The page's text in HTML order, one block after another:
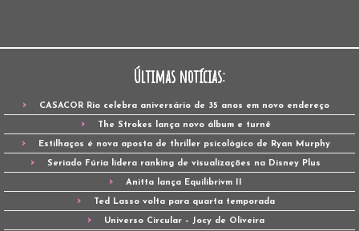
Últimas notícias:
CASACOR Rio celebra aniversário de 35 anos em novo endereço
The Strokes lança novo álbum e turnê
Estilhaços é nova aposta de thriller psicológico de Ryan Murphy
Seriado Fúria lidera ranking de visualizações na Disney Plus
Anitta lança Equilibrivm II
Ted Lasso volta para quarta temporada
Universo Circular – Jocy de Oliveira